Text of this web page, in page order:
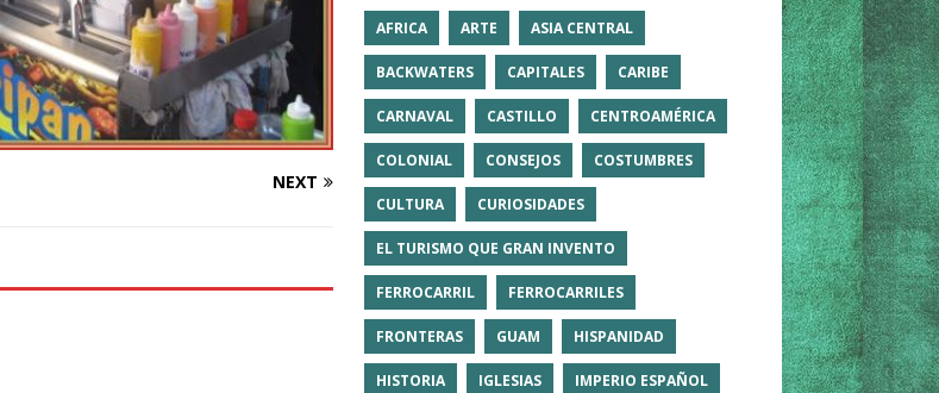
NEXT
AFRICA ARTE ASIA CENTRAL
BACKWATERS CAPITALES CARIBE
CARNAVAL CASTILLO CENTROAMÉRICA
COLONIAL CONSEJOS COSTUMBRES
CULTURA CURIOSIDADES
EL TURISMO QUE GRAN INVENTO
FERROCARRIL FERROCARRILES
FRONTERAS GUAM HISPANIDAD
HISTORIA IGLESIAS IMPERIO ESPAÑOL